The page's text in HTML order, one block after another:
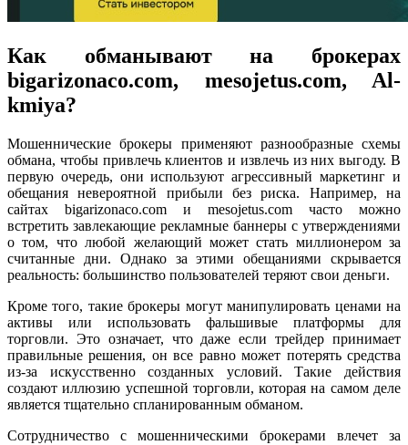
Как обманывают на брокерах
bigarizonaco.com, mesojetus.com, Al-
kmiya?
Мошеннические брокеры применяют разнообразные схемы
обмана, чтобы привлечь клиентов и извлечь из них выгоду. В
первую очередь, они используют агрессивный маркетинг и
обещания невероятной прибыли без риска. Например, на
сайтах bigarizonaco.com и mesojetus.com часто можно
встретить завлекающие рекламные баннеры с утверждениями
о том, что любой желающий может стать миллионером за
считанные дни. Однако за этими обещаниями скрывается
реальность: большинство пользователей теряют свои деньги.
Кроме того, такие брокеры могут манипулировать ценами на
активы или использовать фальшивые платформы для
торговли. Это означает, что даже если трейдер принимает
правильные решения, он все равно может потерять средства
из-за искусственно созданных условий. Такие действия
создают иллюзию успешной торговли, которая на самом деле
является тщательно спланированным обманом.
Сотрудничество с мошенническими брокерами влечет за